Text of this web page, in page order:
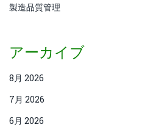
製造品質管理
アーカイブ
8月 2026
7月 2026
6月 2026